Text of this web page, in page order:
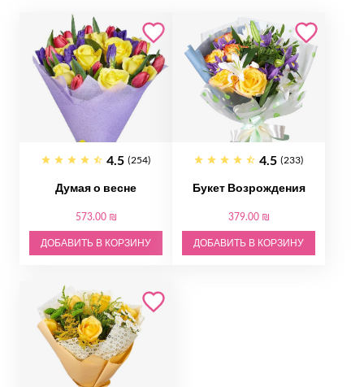
4.5 (254)
Думая о весне
573.00 ₪
ДОБАВИТЬ В КОРЗИНУ
4.5 (233)
Букет Возрождения
379.00 ₪
ДОБАВИТЬ В КОРЗИНУ